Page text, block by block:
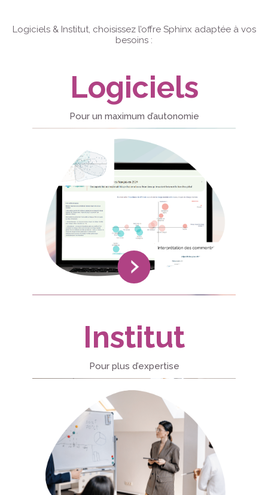
Logiciels & Institut, choisissez l’offre Sphinx adaptée à vos
besoins :
Logiciels
Pour un maximum d’autonomie
Institut
Pour plus d’expertise